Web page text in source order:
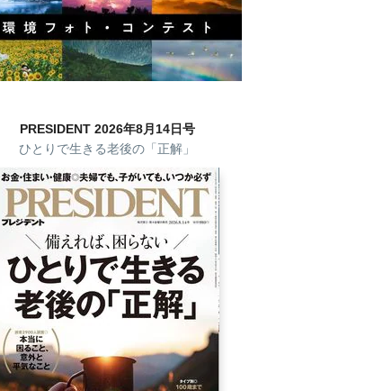
PRESIDENT 2026年8月14日号
ひとりで生きる老後の「正解」